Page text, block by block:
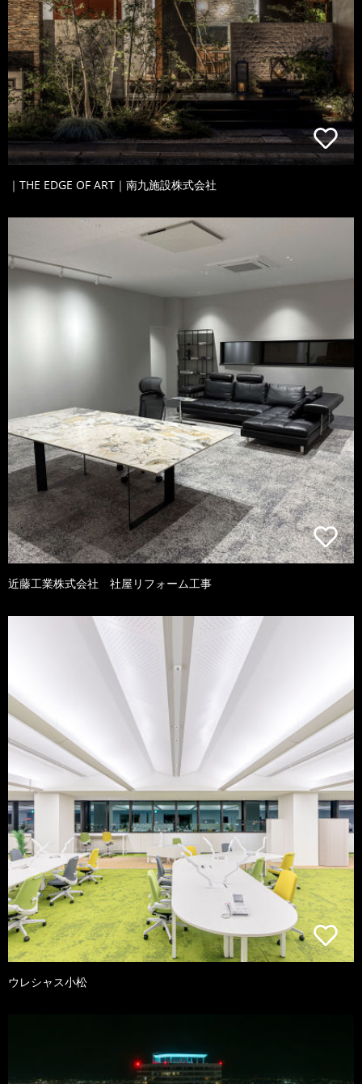
｜THE EDGE OF ART｜南九施設株式会社
近藤工業株式会社 社屋リフォーム工事
ウレシャス小松